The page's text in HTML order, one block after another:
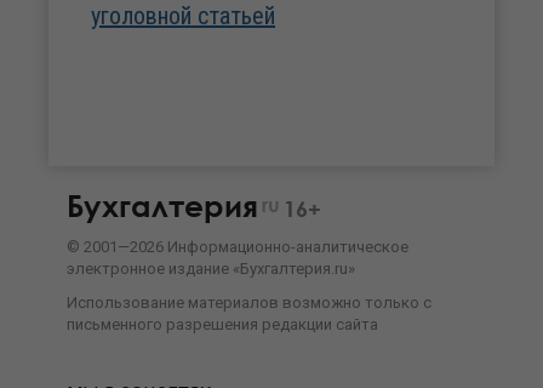
уголовной статьей
Бухгалтерия ru 16+
© 2001—2026 Информационно-аналитическое
электронное издание «Бухгалтерия.ru»
Использование материалов возможно только с
письменного разрешения редакции сайта